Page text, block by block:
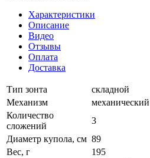
Характеристики
Описание
Видео
Отзывы
Оплата
Доставка
Тип зонта
складной
Механизм
механический
Количество
сложений
3
Диаметр купола, см 89
Вес, г
195